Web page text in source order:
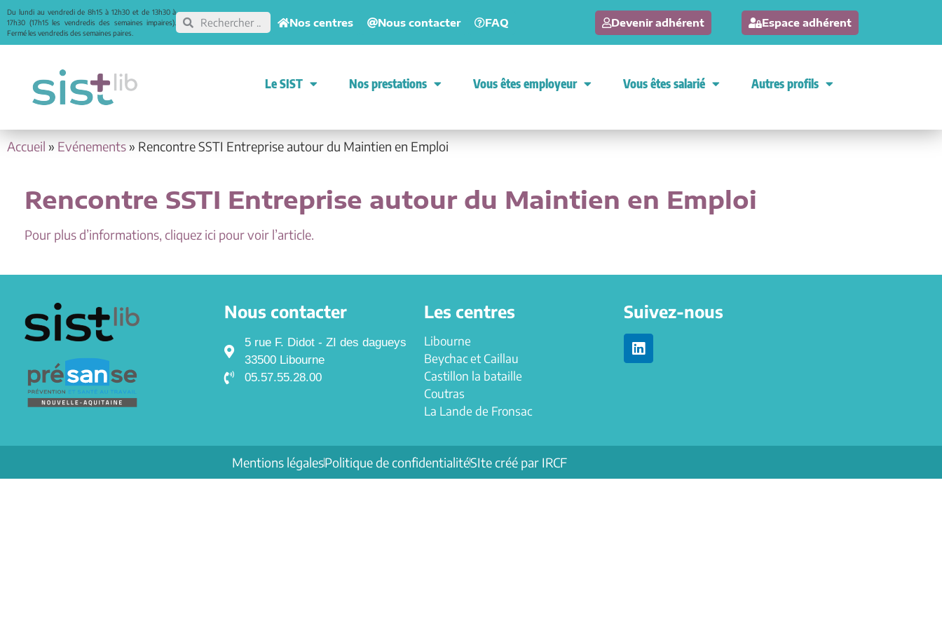
Du lundi au vendredi de 8h15 à 12h30 et de 13h30 à
17h30 (17h15 les vendredis des semaines impaires).
Fermé les vendredis des semaines paires.
Nos centres Nous contacter FAQ Espace adhérent
Devenir adhérent
Le SIST Nos prestations Vous êtes employeur Vous êtes salarié Autres profils
Accueil » Evénements» Rencontre SSTI Entreprise autour du Maintien en Emploi
Rencontre SSTI Entreprise autour du Maintien en Emploi
Pour plus d’informations, cliquez ici pour voir l’article.
Nous contacter
5 rue F. Didot - ZI des dagueys
33500 Libourne
05.57.55.28.00
Les centres
Libourne
Beychac et Caillau
Castillon la bataille
Coutras
La Lande de Fronsac
Suivez-nous
Mentions légalesPolitique de confidentialitéSIte créé par IRCF